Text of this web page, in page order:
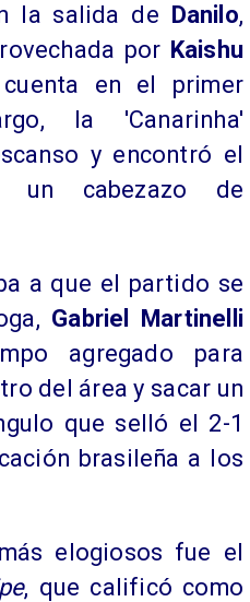
la salida de Danilo,
por Kaishu
en el primer
la 'Canarinha'
y encontró el
un cabezazo de
a que el partido se
Gabriel Martinelli
agregado para
del área y sacar un
que selló el 2-1
brasileña a los
elogiosos fue el
, que calificó como